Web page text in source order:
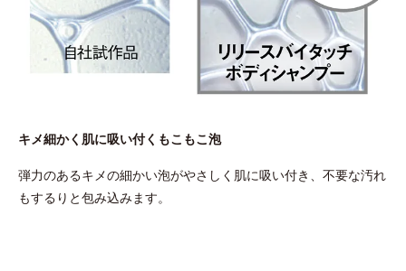
キメ細かく肌に吸い付くもこもこ泡
弾力のあるキメの細かい泡がやさしく肌に吸い付き、不要な汚れ
もするりと包み込みます。